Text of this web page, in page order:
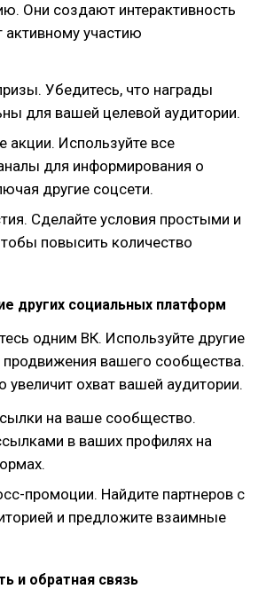
Они создают интерактивность
активному участию
Убедитесь, что награды
для вашей целевой аудитории.
акции. Используйте все
для информирования о
другие соцсети.
Сделайте условия простыми и
повысить количество
других социальных платформ
одним ВК. Используйте другие
вашего сообщества.
увеличит охват вашей аудитории.
на ваше сообщество.
в ваших профилях на
промоции. Найдите партнеров с
и предложите взаимные
и обратная связь